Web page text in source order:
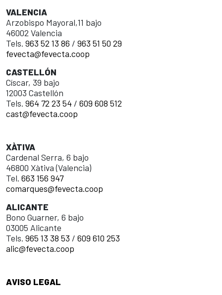
VALENCIA
Arzobispo Mayoral,11 bajo
46002 Valencia
Tels. 963 52 13 86 / 963 51 50 29
fevecta@fevecta.coop
CASTELLÓN
Císcar, 39 bajo
12003 Castellón
Tels. 964 72 23 54/ 609 608 512
cast@fevecta.coop
XÀTIVA
Cardenal Serra, 6 bajo
46800 Xàtiva (Valencia)
Tel. 663 156 947
comarques@fevecta.coop
ALICANTE
Bono Guarner, 6 bajo
03005 Alicante
Tels. 965 13 38 53 / 609 610 253
alic@fevecta.coop
AVISO LEGAL